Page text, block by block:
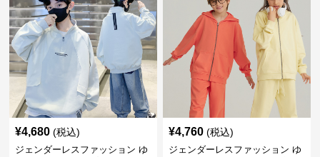
¥4,680 (税込)
ジェンダーレスファッション ゆ
¥4,760 (税込)
ジェンダーレスファッション ゆ